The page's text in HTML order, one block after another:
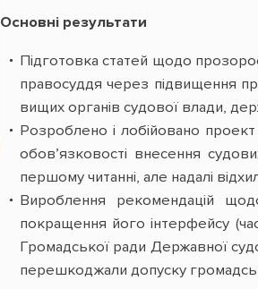
Основні результати
Підготовка статей щодо
правосуддя через підвищення
вищих органів судової влади,
Розроблено і лобійовано
обов’язковості внесення
першому читанні, але надалі
Вироблення рекомендацій
покращення його інтерфейсу
Громадської ради Державної
перешкоджали допуску